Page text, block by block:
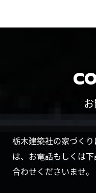
栃木建築社の家づく
は、お電話もしくは
合わせくださいませ。